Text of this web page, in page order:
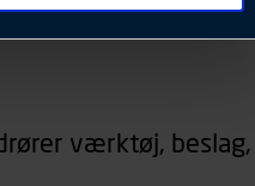
foretrukne sprog, og den
og apps med
behandles der
værktøj, beslag,